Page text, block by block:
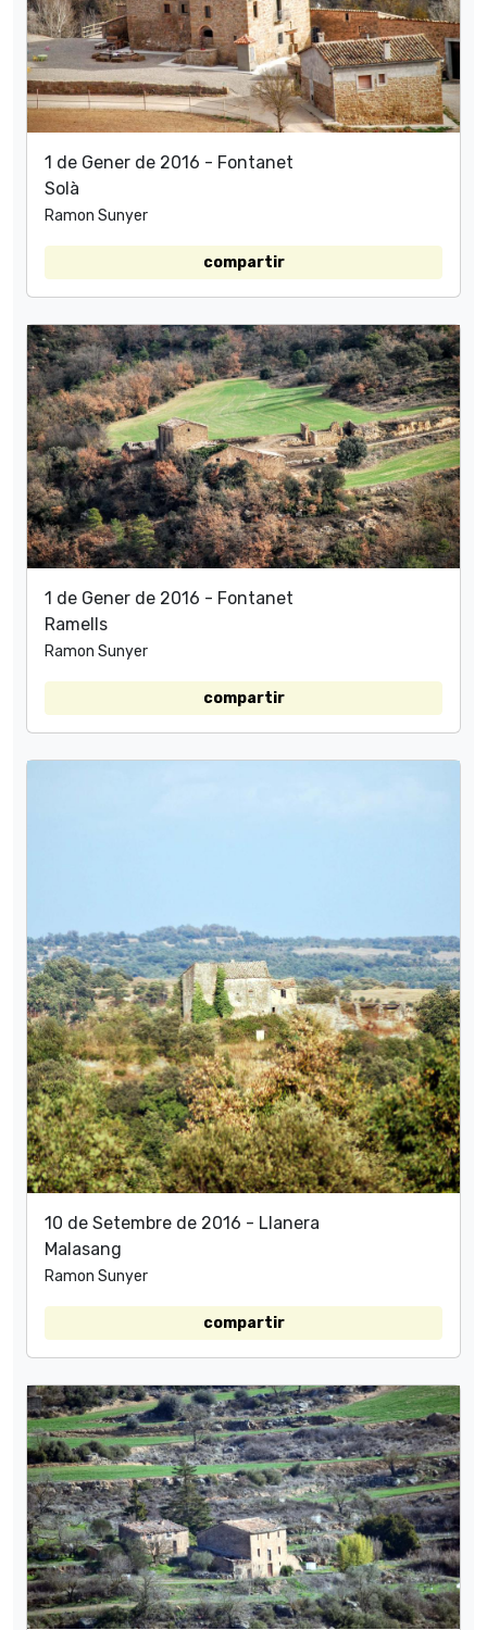
1 de Gener de 2016 - Fontanet
Solà
Ramon Sunyer
compartir
1 de Gener de 2016 - Fontanet
Ramells
Ramon Sunyer
compartir
10 de Setembre de 2016 - Llanera
Malasang
Ramon Sunyer
compartir